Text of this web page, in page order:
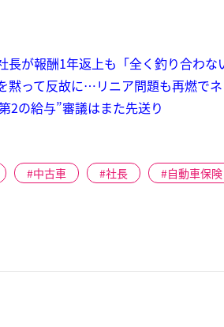
が報酬1年返上も「全く釣り合わな
黙って反故に…リニア問題も再燃で
2の給与”審議はまた先送り
中古車 社長
自動車保険